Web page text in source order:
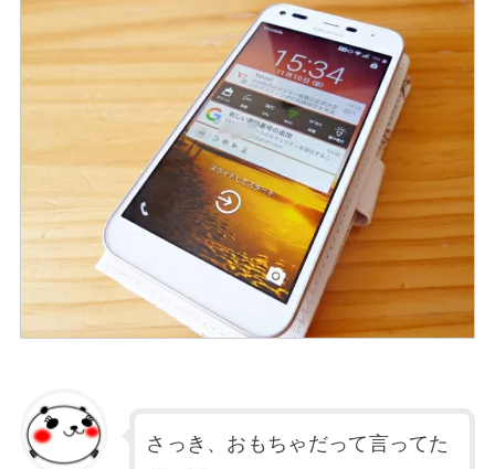
さっき、おもちゃだって言ってた